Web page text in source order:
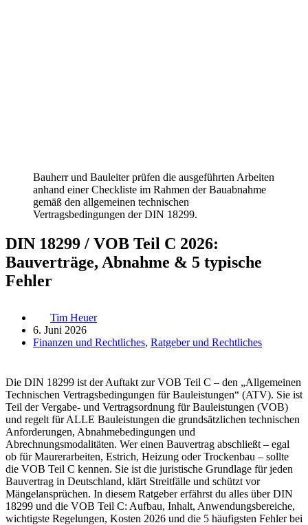
Bauherr und Bauleiter prüfen die ausgeführten Arbeiten
anhand einer Checkliste im Rahmen der Bauabnahme
gemäß den allgemeinen technischen
Vertragsbedingungen der DIN 18299.
DIN 18299 / VOB Teil C 2026:
Bauverträge, Abnahme & 5 typische
Fehler
Tim Heuer
6. Juni 2026
Finanzen und Rechtliches, Ratgeber und Rechtliches
Die DIN 18299 ist der Auftakt zur VOB Teil C – den „Allgemeinen
Technischen Vertragsbedingungen für Bauleistungen“ (ATV). Sie ist
Teil der Vergabe- und Vertragsordnung für Bauleistungen (VOB)
und regelt für ALLE Bauleistungen die grundsätzlichen technischen
Anforderungen, Abnahmebedingungen und
Abrechnungsmodalitäten. Wer einen Bauvertrag abschließt – egal
ob für Maurerarbeiten, Estrich, Heizung oder Trockenbau – sollte
die VOB Teil C kennen. Sie ist die juristische Grundlage für jeden
Bauvertrag in Deutschland, klärt Streitfälle und schützt vor
Mängelansprüchen. In diesem Ratgeber erfährst du alles über DIN
18299 und die VOB Teil C: Aufbau, Inhalt, Anwendungsbereiche,
wichtigste Regelungen, Kosten 2026 und die 5 häufigsten Fehler bei